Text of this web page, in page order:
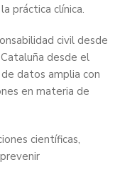
práctica clínica.
civil desde
desde el
datos amplia con
en materia de
científicas,